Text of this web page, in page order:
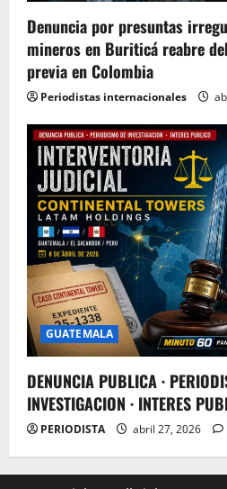
Denuncia por presuntas
mineros en Buriticá reabre
previa en Colombia
Periodistas internacionales
GUATEMALA
DENUNCIA PUBLICA ·
INVESTIGACION · INTERES
PERIODISTA abril 27, 2026